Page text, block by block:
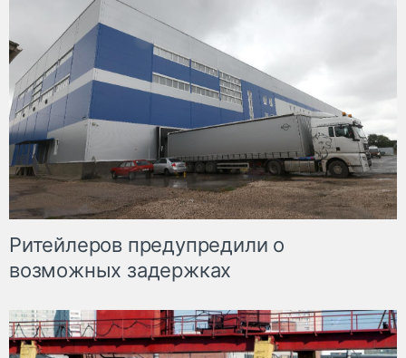
Ритейлеров предупредили о
возможных задержках